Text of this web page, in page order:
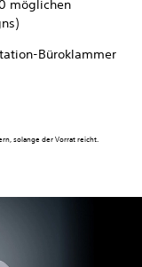
möglichen
Büroklammer
solange der Vorrat reicht.